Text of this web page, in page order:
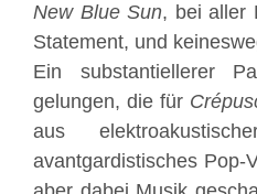
New Blue Sun, bei aller
Statement, und
Ein substantiellerer
gelungen, die für
aus
avantgardistisches Pop-